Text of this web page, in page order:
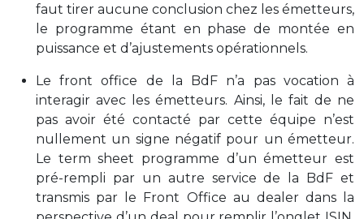
faut tirer aucune conclusion chez les émetteurs,
le programme étant en phase de montée en
puissance et d’ajustements opérationnels.
Le front office de la BdF n’a pas vocation à
interagir avec les émetteurs. Ainsi, le fait de ne
pas avoir été contacté par cette équipe n’est
nullement un signe négatif pour un émetteur.
Le term sheet programme d’un émetteur est
pré-rempli par un autre service de la BdF et
transmis par le Front Office au dealer dans la